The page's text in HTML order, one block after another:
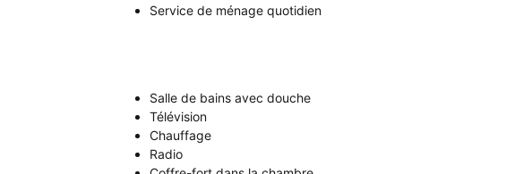
Service de ménage quotidien
Salle de bains avec douche
Télévision
Chauffage
Radio